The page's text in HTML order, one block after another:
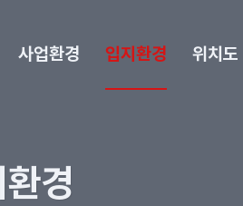
사업환경 입지환경 위치도
경